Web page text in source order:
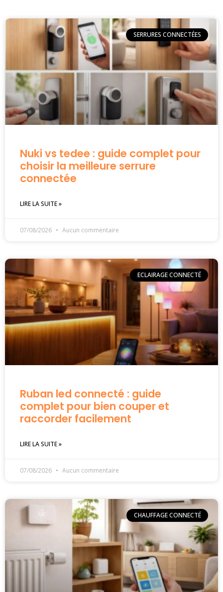
SERRURES CONNECTÉES
Nuki vs tedee : guide complet pour
choisir la meilleure serrure
connectée
LIRE LA SUITE »
07/08/2026 Aucun commentaire
ECLAIRAGE CONNECTÉ
Ruban led connecté : guide
complet pour bien couper et
raccorder facilement
LIRE LA SUITE »
07/08/2026 Aucun commentaire
CHAUFFAGE CONNECTÉ